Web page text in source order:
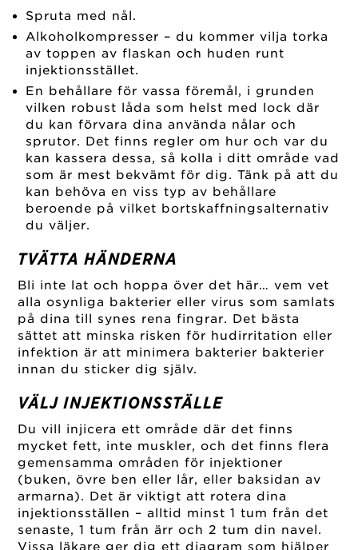
Spruta med nål.
Alkoholkompresser – du kommer vilja torka
av toppen av flaskan och huden runt
injektionsstället.
En behållare för vassa föremål, i grunden
vilken robust låda som helst med lock där
du kan förvara dina använda nålar och
sprutor. Det finns regler om hur och var du
kan kassera dessa, så kolla i ditt område vad
som är mest bekvämt för dig. Tänk på att du
kan behöva en viss typ av behållare
beroende på vilket bortskaffningsalternativ
du väljer.
TVÄTTA HÄNDERNA
Bli inte lat och hoppa över det här… vem vet
alla osynliga bakterier eller virus som samlats
på dina till synes rena fingrar. Det bästa
sättet att minska risken för hudirritation eller
infektion är att minimera bakterier bakterier
innan du sticker dig själv.
VÄLJ INJEKTIONSSTÄLLE
Du vill injicera ett område där det finns
mycket fett, inte muskler, och det finns flera
gemensamma områden för injektioner
(buken, övre ben eller lår, eller baksidan av
armarna). Det är viktigt att rotera dina
injektionsställen – alltid minst 1 tum från det
senaste, 1 tum från ärr och 2 tum din navel.
Vissa läkare ger dig ett diagram som hjälper